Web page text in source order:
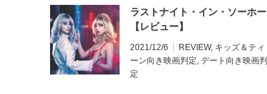
ラストナイト・イン・ソーホー
【レビュー】
2021/12/6 REVIEW, キッズ＆ティ
ーン向き映画判定, デート向き映画判
定